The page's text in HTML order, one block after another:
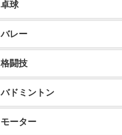
卓球
バレー
格闘技
バドミントン
モーター